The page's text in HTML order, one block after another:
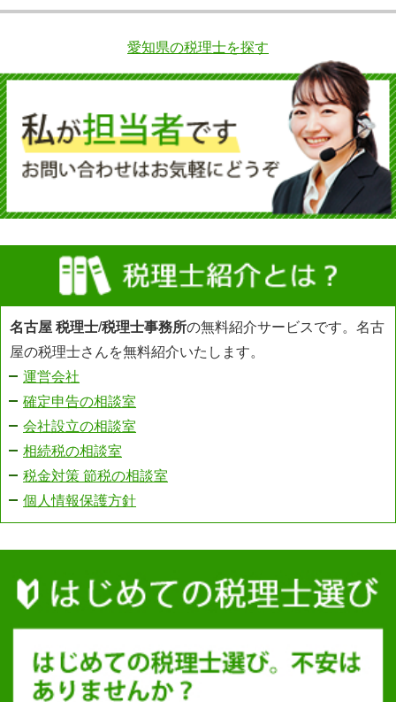
愛知県の税理士を探す
名古屋 税理士/税理士事務所の無料紹介サービスです。名古
屋の税理士さんを無料紹介いたします。
運営会社
確定申告の相談室
会社設立の相談室
相続税の相談室
税金対策 節税の相談室
個人情報保護方針